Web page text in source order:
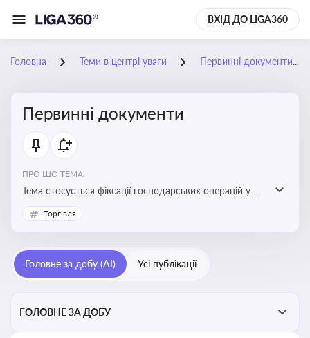
ВХІД ДО LIGA360
Головна Теми в центрі уваги Первинні документи
Первинні документи
ПРО ЩО ТЕМА:
Тема стосується фіксації господарських операцій у
бухгалтерському обліку та є основою для
податкового обліку
Торгівля
Головне за добу (AI) Усі публікації
ГОЛОВНЕ ЗА ДОБУ